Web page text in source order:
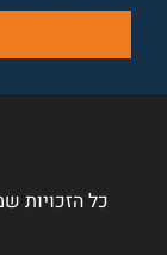
כל הזכויות